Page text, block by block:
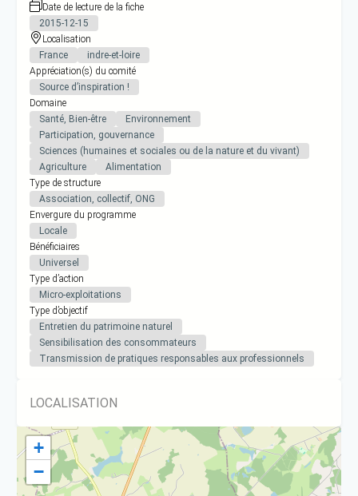
Date de lecture de la fiche
2015-12-15
Localisation
France
indre-et-loire
Appréciation(s) du comité
Source d’inspiration !
Domaine
Santé, Bien-être
Environnement
Participation, gouvernance
Sciences (humaines et sociales ou de la nature et du vivant)
Agriculture
Alimentation
Type de structure
Association, collectif, ONG
Envergure du programme
Locale
Bénéficiaires
Universel
Type d’action
Micro-exploitations
Type d’objectif
Entretien du patrimoine naturel
Sensibilisation des consommateurs
Transmission de pratiques responsables aux professionnels
LOCALISATION
+
−